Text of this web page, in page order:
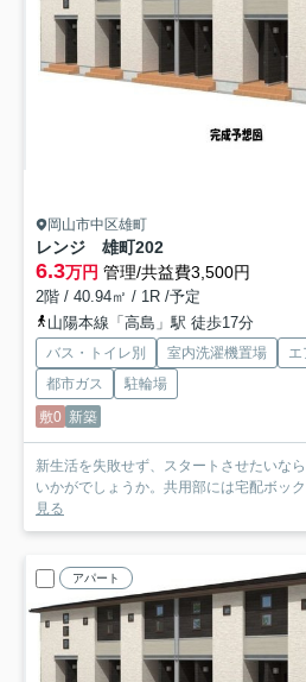
岡山市中区雄町
レンジ 雄町202
6.3万円 管理/共益費3,500円
2階 / 40.94㎡ / 1R /予定
山陽本線「高島」駅 徒歩17分
バス・トイレ別 室内洗濯機置場 エ
都市ガス
駐輪場
敷0 新築
新生活を失敗せず、スタートさせたいな
いかがでしょうか。共用部には宅配ボッ
見る
アパート